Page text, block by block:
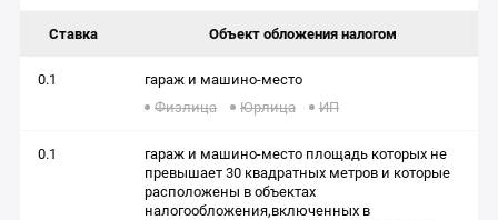
Ставка Объект обложения налогом
0.1
гараж и машино-место
Физлица
Юрлица ИП
0.1
гараж и машино-место площадь которых не
превышает 30 квадратных метров и которые
расположены в объектах
налогообложения,включенных в